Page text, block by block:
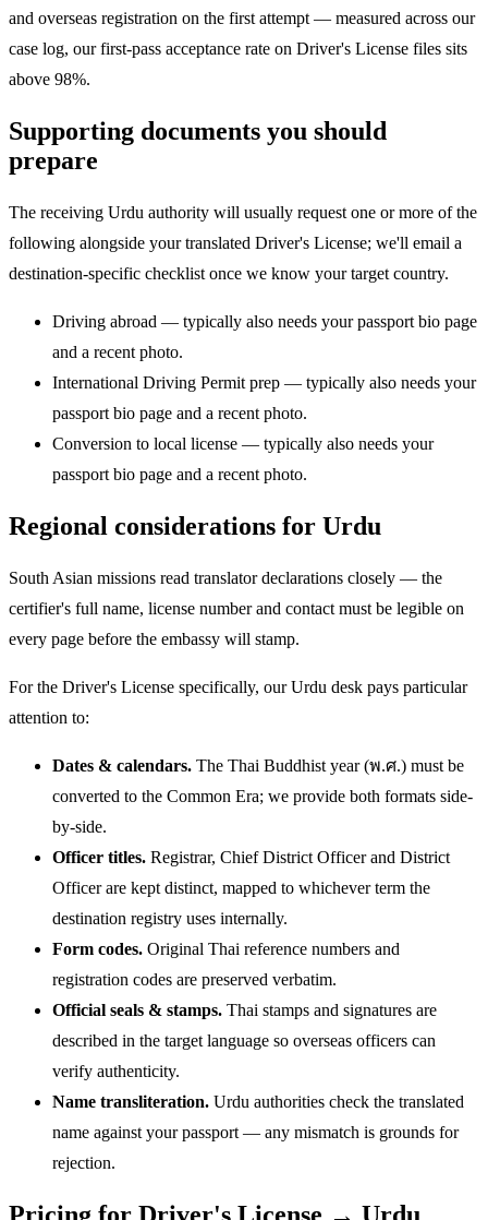
and overseas registration on the first attempt — measured across our
case log, our first-pass acceptance rate on Driver's License files sits
above 98%.
Supporting documents you should
prepare
The receiving Urdu authority will usually request one or more of the
following alongside your translated Driver's License; we'll email a
destination-specific checklist once we know your target country.
Driving abroad — typically also needs your passport bio page
and a recent photo.
International Driving Permit prep — typically also needs your
passport bio page and a recent photo.
Conversion to local license — typically also needs your
passport bio page and a recent photo.
Regional considerations for Urdu
South Asian missions read translator declarations closely — the
certifier's full name, license number and contact must be legible on
every page before the embassy will stamp.
For the Driver's License specifically, our Urdu desk pays particular
attention to:
Dates & calendars. The Thai Buddhist year (พ.ศ.) must be
converted to the Common Era; we provide both formats side-
by-side.
Officer titles. Registrar, Chief District Officer and District
Officer are kept distinct, mapped to whichever term the
destination registry uses internally.
Form codes. Original Thai reference numbers and
registration codes are preserved verbatim.
Official seals & stamps. Thai stamps and signatures are
described in the target language so overseas officers can
verify authenticity.
Name transliteration. Urdu authorities check the translated
name against your passport — any mismatch is grounds for
rejection.